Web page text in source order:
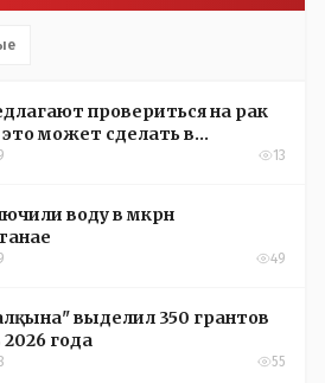
провериться на рак
может сделать в
13
воду в мкрн
49
выделил 350 грантов
года
55